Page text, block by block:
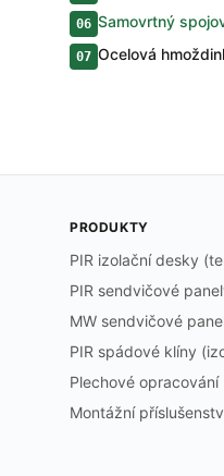
06 Samovrtný
07 Ocelová
PRODUKTY
PIR izolační desky
PIR sendvičové
MW sendvičové
PIR spádové klíny
Plechové opracování
Montážní